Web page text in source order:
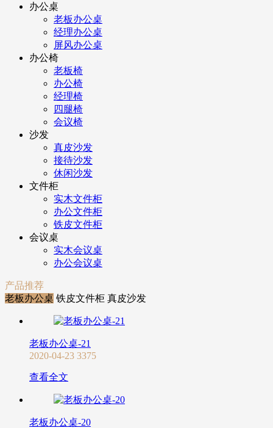
办公桌
老板办公桌
经理办公桌
屏风办公桌
办公椅
老板椅
办公椅
经理椅
四腿椅
会议椅
沙发
真皮沙发
接待沙发
休闲沙发
文件柜
实木文件柜
办公文件柜
铁皮文件柜
会议桌
实木会议桌
办公会议桌
产品推荐
老板办公桌 铁皮文件柜 真皮沙发
老板办公桌-21
2020-04-23 3375
查看全文
老板办公桌-20